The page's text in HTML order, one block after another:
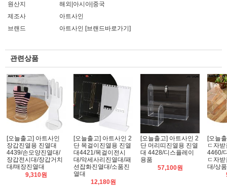
원산지
해외|아시아|중국
제조사
아트사인
브랜드
아트사인 [브랜드바로가기]
관련상품
[오늘출고] 아트사인
장갑진열용 진열대
4439/손모양진열대/
장갑전시대/장갑거치
대/매장진열대
9,310원
[오늘출고] 아트사인 2
단 목걸이진열용 진열
대4421/목걸이전시
대/악세사리진열대/패
션잡화진열대/소품진
열대
12,180원
[오늘출고] 아트사인 2
단 머리띠진열용 진열
대 4428/디스플레이
용품
57,100원
[오늘
ㄷ자
4460/
ㄷ자
대/상